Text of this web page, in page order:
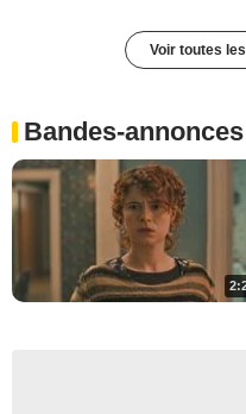
Voir toutes
Bandes-annonces